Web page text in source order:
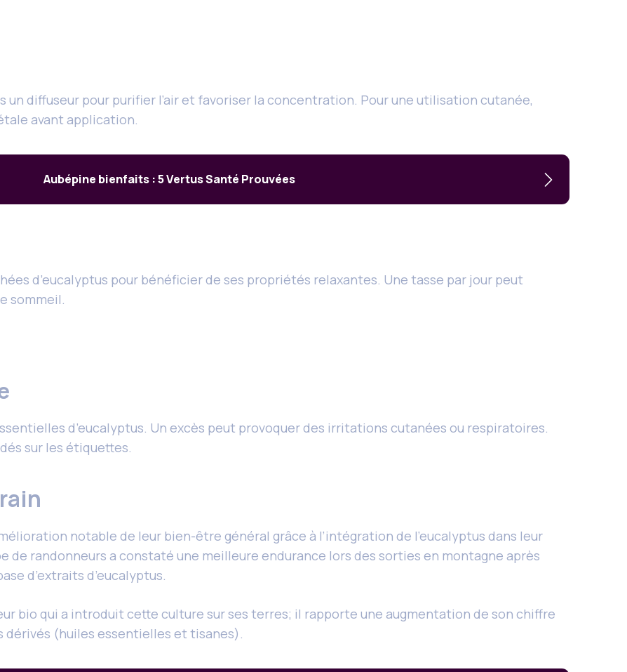
un diffuseur pour purifier l’air et favoriser la concentration. Pour une utilisation cutanée,
avant application.
Aubépine bienfaits : 5 Vertus Santé Prouvées
d’eucalyptus pour bénéficier de ses propriétés relaxantes. Une tasse par jour peut
sommeil.
d’eucalyptus. Un excès peut provoquer des irritations cutanées ou respiratoires.
sur les étiquettes.
notable de leur bien-être général grâce à l’intégration de l’eucalyptus dans leur
de randonneurs a constaté une meilleure endurance lors des sorties en montagne après
d’extraits d’eucalyptus.
bio qui a introduit cette culture sur ses terres; il rapporte une augmentation de son chiffre
dérivés (huiles essentielles et tisanes).